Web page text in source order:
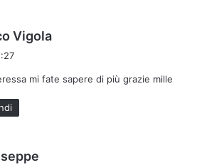
Vigola
e
mi fate sapere di più grazie mille